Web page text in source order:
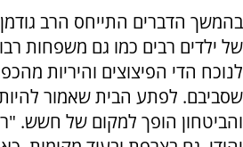
בהמשך הדברים התייחס הרב
של ילדים רבים כמו גם משפחות
לנוכח הדי הפיצוצים והיריות
שסביבם. לפתע הבית שאמור
והביטחון הופך למקום של חשש.